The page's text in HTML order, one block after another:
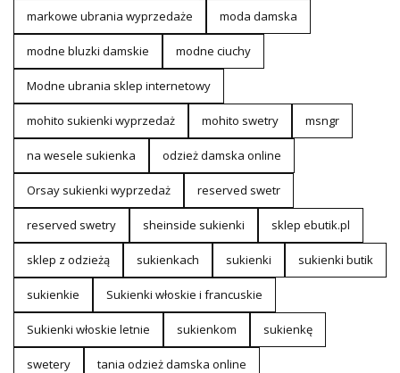
markowe ubrania wyprzedaże moda damska
modne bluzki damskie modne ciuchy
Modne ubrania sklep internetowy
mohito sukienki wyprzedaż mohito swetry msngr
na wesele sukienka odzież damska online
Orsay sukienki wyprzedaż reserved swetr
reserved swetry sheinside sukienki sklep ebutik.pl
sklep z odzieżą sukienkach sukienki sukienki butik
sukienkie Sukienki włoskie i francuskie
Sukienki włoskie letnie sukienkom sukienkę
swetery tania odzież damska online